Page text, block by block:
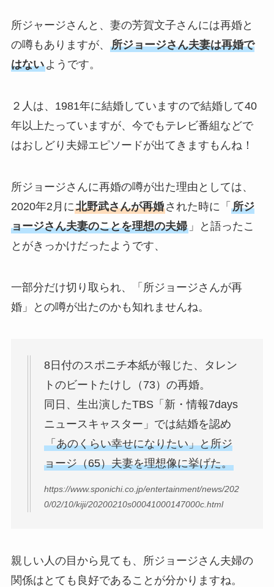
所ジャージさんと、妻の芳賀文子さんには再婚と
の噂もありますが、 所ジョージさん夫妻は再婚で
はないようです。
２人は、1981年に結婚していますので結婚して40
年以上たっていますが、今でもテレビ番組などで
はおしどり夫婦エピソードが出てきますもんね！
所ジョージさんに再婚の噂が出た理由としては、
2020年2月に北野武さんが再婚された時に「 所ジ
ョージさん夫妻のことを理想の夫婦」と語ったこ
とがきっかけだったようです、
一部分だけ切り取られ、「所ジョージさんが再
婚」との噂が出たのかも知れませんね。
8日付のスポニチ本紙が報じた、タレン
トのビートたけし（73）の再婚。
同日、生出演したTBS「新・情報7days
ニュースキャスター」では結婚を認め
「あのくらい幸せになりたい」と所ジ
ョージ（65）夫妻を理想像に挙げた。
https://www.sponichi.co.jp/entertainment/news/202
0/02/10/kiji/20200210s00041000147000c.html
親しい人の目から見ても、所ジョージさん夫婦の
関係はとても良好であることが分かりますね。